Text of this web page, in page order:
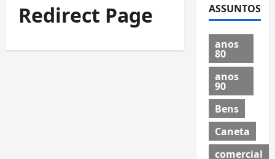
Redirect Page ASSUNTOS
anos
80
anos
90
Bens
Caneta
comercial